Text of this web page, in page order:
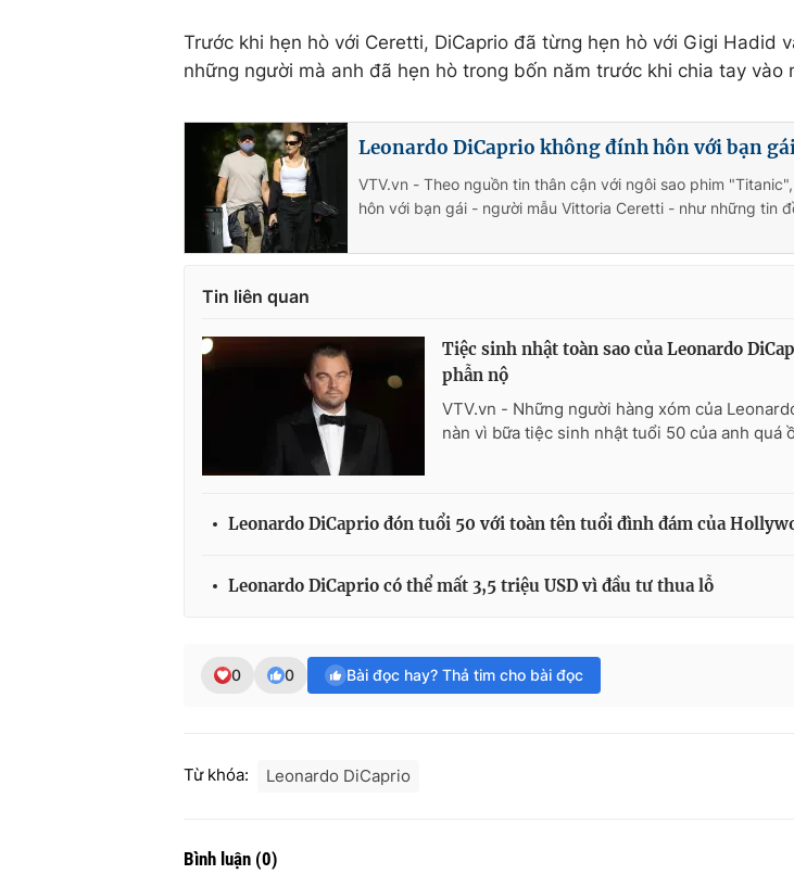
Trước khi hẹn hò với Ceretti, DiCaprio đã từng hẹn hò với Gigi Hadid
những người mà anh đã hẹn hò trong bốn năm trước khi chia tay vào
Leonardo DiCaprio không đính hôn với bạn
VTV.vn - Theo nguồn tin thân cận với ngôi sao phim
hôn với bạn gái - người mẫu Vittoria Ceretti - như những tin
Tin liên quan
Tiệc sinh nhật toàn sao của Leonardo
phẫn nộ
VTV.vn - Những người hàng xóm của
nàn vì bữa tiệc sinh nhật tuổi 50 của anh quá
Leonardo DiCaprio đón tuổi 50 với toàn tên tuổi đình đám của
Leonardo DiCaprio có thể mất 3,5 triệu USD vì đầu tư thua lỗ
0 0 Bài đọc hay? Thả tim cho bài đọc
Từ khóa: Leonardo DiCaprio
Bình luận (0)